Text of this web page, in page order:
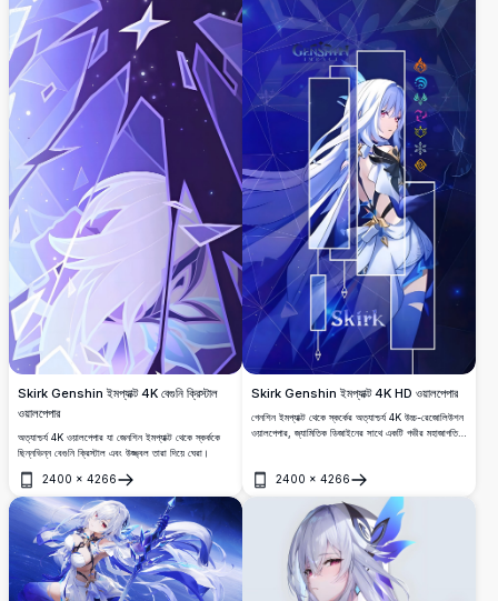
Skirk Genshin ইমপ্যাক্ট 4K বেগুনি ক্রিস্টাল
ওয়ালপেপার
অত্যাশ্চর্য 4K ওয়ালপেপার যা জেনশিন ইমপ্যাক্ট থেকে স্কর্ককে
ছিন্নভিন্ন বেগুনি ক্রিস্টাল এবং উজ্জ্বল তারা দিয়ে ঘেরা।
2400 × 4266
খুলুন
Skirk Genshin ইমপ্যাক্ট 4K HD ওয়ালপেপার
গেনশিন ইমপ্যাক্ট থেকে স্কর্কের অত্যাশ্চর্য 4K উচ্চ-রেজোলিউশন
ওয়ালপেপার, জ্যামিতিক ডিজাইনের সাথে একটি গভীর মহাজাগতিক
2400 × 4266
খুলুন